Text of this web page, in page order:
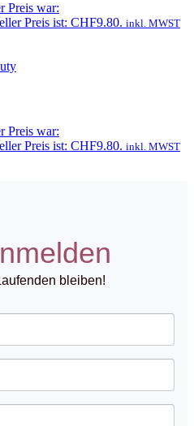
Preis war:
Preis ist: CHF9.80. inkl. MWST
Preis war:
Preis ist: CHF9.80. inkl. MWST
bleiben!